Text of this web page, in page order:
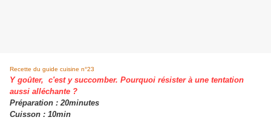
Recette du guide cuisine n°23
Y goûter, c'est y succomber. Pourquoi résister à une tentation
aussi alléchante ?
Préparation : 20minutes
Cuisson : 10min